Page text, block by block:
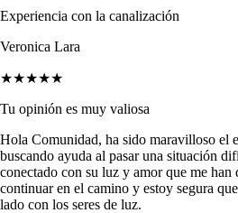
Experiencia con la canalización
Veronica Lara
★★★★★
Tu opinión es muy valiosa
Hola Comunidad, ha sido maravilloso el
buscando ayuda al pasar una situación
conectado con su luz y amor que me han
continuar en el camino y estoy segura
lado con los seres de luz.